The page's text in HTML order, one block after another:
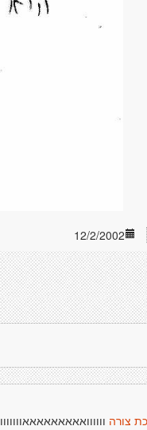
12/2/2002
צורה וווווואאאאאאאאאווווווו